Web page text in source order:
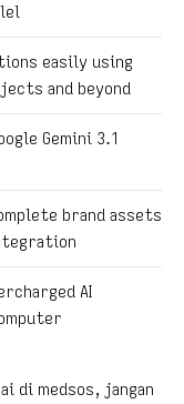
easily using
and beyond
Gemini 3.1
brand assets
AI
di medsos, jangan